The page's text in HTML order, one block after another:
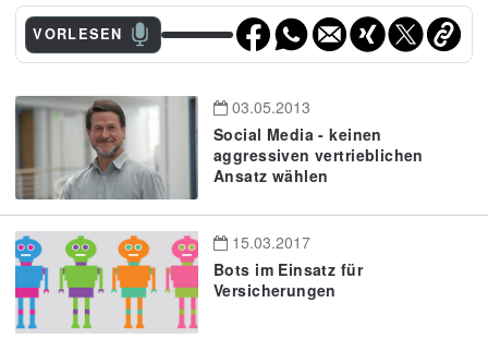
VORLESEN
03.05.2013
Social Media - keinen
aggressiven vertrieblichen
Ansatz wählen
15.03.2017
Bots im Einsatz für
Versicherungen